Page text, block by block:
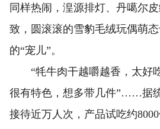
同样热闹，湟源排灯、丹噶尔
致，圆滚滚的雪豹毛绒玩偶萌
的“宠儿”。
“牦牛肉干越嚼越香，太好
很有特色，想多带几件”……据
接待近万人次，产品试吃约